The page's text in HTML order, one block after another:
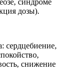
дозы).
сердцебиение,
снижение